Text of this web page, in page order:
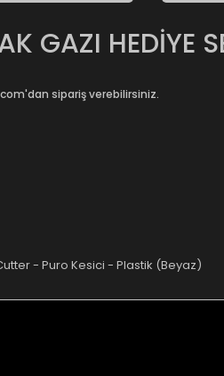
GAZI HEDİYE
'dan sipariş verebilirsiniz.